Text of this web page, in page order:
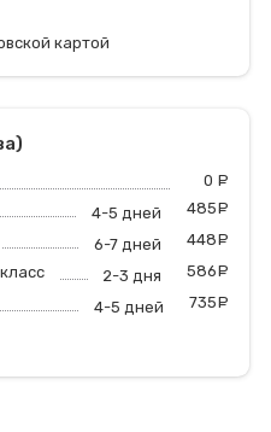
картой
0
4-5 дней 485
6-7 дней 448
2-3 дня 586
4-5 дней 735